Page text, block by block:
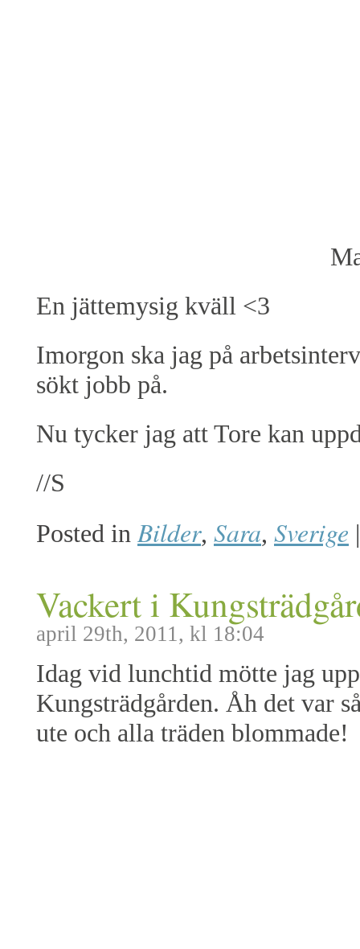
En jättemysig kväll <3
Imorgon ska jag på
sökt jobb på.
Nu tycker jag att Tore kan
//S
Posted in Bilder, Sara, Sverige |
Vackert i
april 29th, 2011, kl 18:04
Idag vid lunchtid mötte jag
Kungsträdgården. Åh det var
ute och alla träden blommade!